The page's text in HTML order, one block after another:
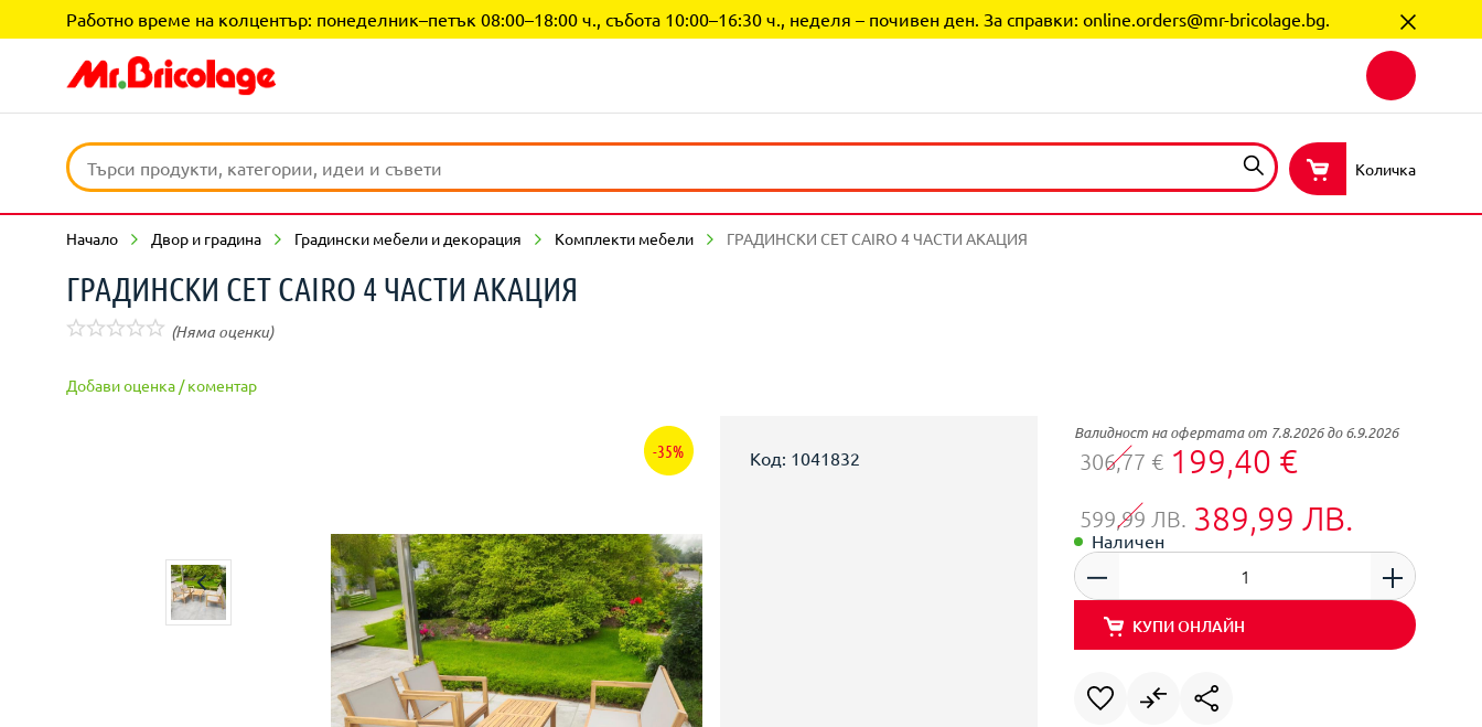
Работно време на колцентър: понеделник–петък 08:00–18:00 ч., събота 10:00–16:30 ч., неделя – почивен ден. За справки: online.orders@mr-bricolage.bg.
Количка
Начало Двор и градина Градински мебели и декорация Комплекти мебели ГРАДИНСКИ СЕТ CAIRO 4 ЧАСТИ АКАЦИЯ
ГРАДИНСКИ СЕТ CAIRO 4 ЧАСТИ АКАЦИЯ
(Няма оценки)
Добави оценка / коментар
-35%
Валидност на офертата от 7.8.2026 до 6.9.2026
306,77 € 199,40 €
599,99 ЛВ. 389,99 ЛВ.
Наличен
КУПИ ОНЛАЙН
Код: 1041832